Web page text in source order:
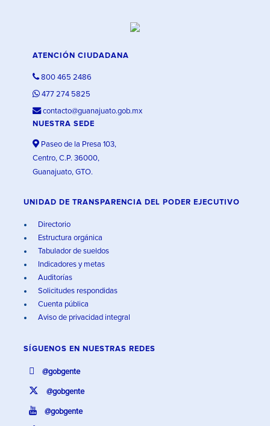
ATENCIÓN CIUDADANA
800 465 2486
477 274 5825
contacto@guanajuato.gob.mx
NUESTRA SEDE
Paseo de la Presa 103,
Centro, C.P. 36000,
Guanajuato, GTO.
UNIDAD DE TRANSPARENCIA DEL PODER EJECUTIVO
Directorio
Estructura orgánica
Tabulador de sueldos
Indicadores y metas
Auditorías
Solicitudes respondidas
Cuenta pública
Aviso de privacidad integral
SÍGUENOS EN NUESTRAS REDES
@gobgente
@gobgente
@gobgente